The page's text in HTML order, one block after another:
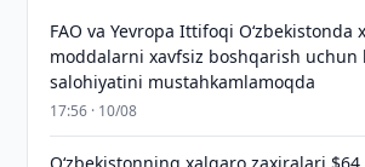
FAO va Yevropa Ittifoqi O‘zbekistonda
moddalarni xavfsiz boshqarish
salohiyatini mustahkamlamoqda
17:56 · 10/08